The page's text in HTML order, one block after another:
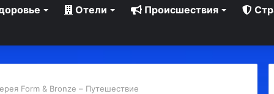
Отели Происшествия
Form & Bronze – Путешествие